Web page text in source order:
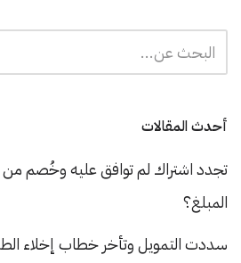
أحدث المقالات
تجدد اشتراك لم توافق عليه وخُصم
المبلغ؟
سددت التمويل وتأخر خطاب إخلاء